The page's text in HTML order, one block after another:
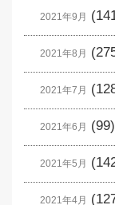
2021年9月
2021年8月
2021年7月
2021年6月 (99)
2021年5月
2021年4月